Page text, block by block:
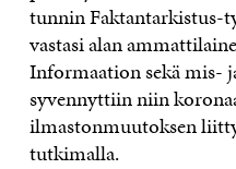
tunnin Faktantarkistus-
vastasi alan
Informaation sekä mis-
syvennyttiin niin
ilmastonmuutoksen
tutkimalla.